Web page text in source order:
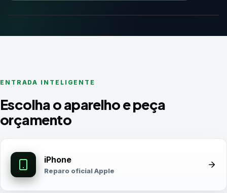
ORÇAMENTO GRÁTIS
ENTRADA INTELIGENTE
Escolha o aparelho e peça
orçamento
iPhone
Reparo oficial Apple